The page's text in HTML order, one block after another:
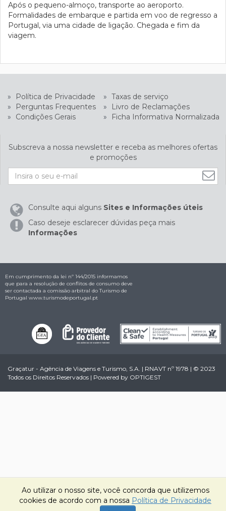
Após o pequeno-almoço, transporte ao aeroporto.
Formalidades de embarque e partida em voo de regresso a
Portugal, via uma cidade de ligação. Chegada e fim da
viagem.
» Política de Privacidade » Taxas de serviço
»
Perguntas Frequentes »
Livro de Reclamações
»
Condições Gerais » Ficha Informativa Normalizada
Subscreva a nossa newsletter e receba as melhores ofertas
e promoções
Consulte aqui alguns Sites e Informações úteis
Caso deseje esclarecer dúvidas peça mais
Informações
Em cumprimento da lei nº 144/2015 informamos
que para a resolução de conflitos de consumo deve
ser contactada a comissão arbitral do Turismo de
Portugal www.turismodeportugal.pt
Graçatur - Agência de Viagens e Turismo, S.A. | RNAVT nº 1978 | © 2023
Todos os Direitos Reservados | Powered by OPTIGEST
Ao utilizar o nosso site, você concorda que utilizemos
cookies de acordo com a nossa Política de Privacidade